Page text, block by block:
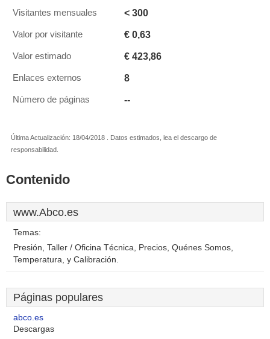
Visitantes mensuales < 300
Valor por visitante € 0,63
Valor estimado € 423,86
Enlaces externos 8
Número de páginas --
Última Actualización: 18/04/2018 . Datos estimados, lea el descargo de
responsabilidad.
Contenido
www.Abco.es
Temas:
Presión, Taller / Oficina Técnica, Precios, Quénes Somos,
Temperatura, y Calibración.
Páginas populares
abco.es
Descargas